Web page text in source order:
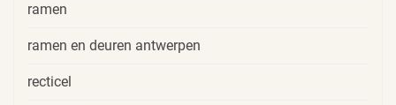
ramen
ramen en deuren antwerpen
recticel